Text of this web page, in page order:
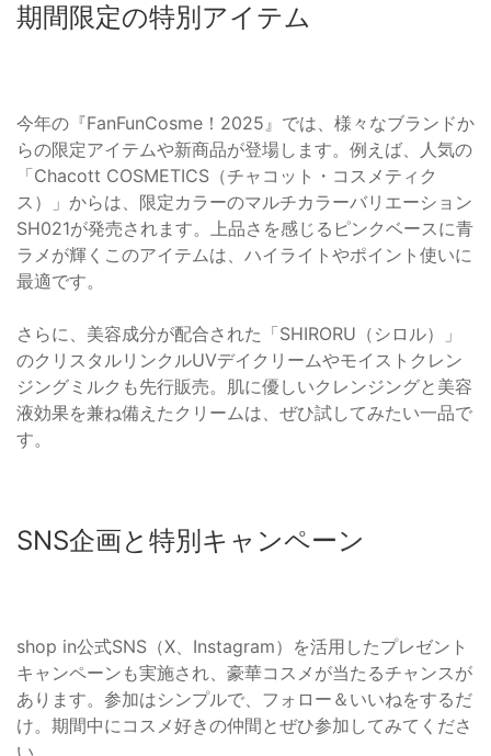
期間限定の特別アイテム
今年の『FanFunCosme！2025』では、様々なブランドか
らの限定アイテムや新商品が登場します。例えば、人気の
「Chacott COSMETICS（チャコット・コスメティク
ス）」からは、限定カラーのマルチカラーバリエーション
SH021が発売されます。上品さを感じるピンクベースに青
ラメが輝くこのアイテムは、ハイライトやポイント使いに
最適です。
さらに、美容成分が配合された「SHIRORU（シロル）」
のクリスタルリンクルUVデイクリームやモイストクレン
ジングミルクも先行販売。肌に優しいクレンジングと美容
液効果を兼ね備えたクリームは、ぜひ試してみたい一品で
す。
SNS企画と特別キャンペーン
shop in公式SNS（X、Instagram）を活用したプレゼント
キャンペーンも実施され、豪華コスメが当たるチャンスが
あります。参加はシンプルで、フォロー＆いいねをするだ
け。期間中にコスメ好きの仲間とぜひ参加してみてくださ
い。